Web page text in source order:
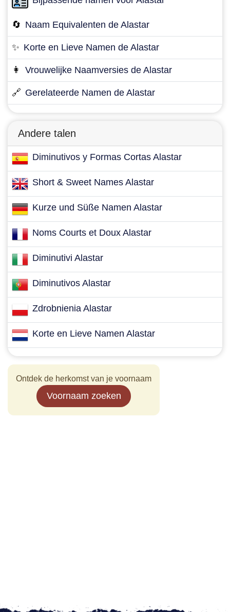
🔄 Naam Equivalenten de Alastar
✨ Korte en Lieve Namen de Alastar
👩 Vrouwelijke Naamversies de Alastar
🔗 Gerelateerde Namen de Alastar
Andere talen
Diminutivos y Formas Cortas Alastar
Short & Sweet Names Alastar
Kurze und Süße Namen Alastar
Noms Courts et Doux Alastar
Diminutivi Alastar
Diminutivos Alastar
Zdrobnienia Alastar
Korte en Lieve Namen Alastar
Ontdek de herkomst van je voornaam
Voornaam zoeken